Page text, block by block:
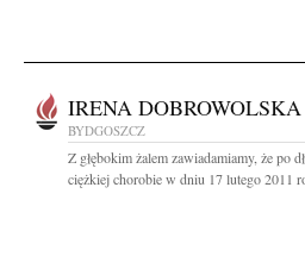
IRENA DOBROWOLSKA
BYDGOSZCZ
Z głębokim żalem zawiadamiamy, że po
ciężkiej chorobie w dniu 17 lutego 2011